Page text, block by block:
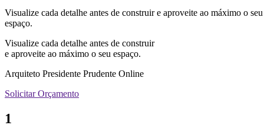
Visualize cada detalhe antes de construir e aproveite ao máximo o seu
espaço.
Visualize cada detalhe antes de construir
e aproveite ao máximo o seu espaço.
Arquiteto Presidente Prudente Online
Solicitar Orçamento
1